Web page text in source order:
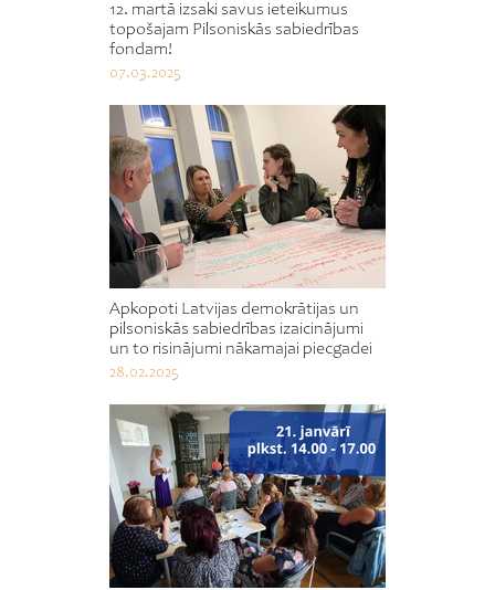
12. martā izsaki savus ieteikumus
topošajam Pilsoniskās sabiedrības
fondam!
07.03.2025
Apkopoti Latvijas demokrātijas un
pilsoniskās sabiedrības izaicinājumi
un to risinājumi nākamajai piecgadei
28.02.2025